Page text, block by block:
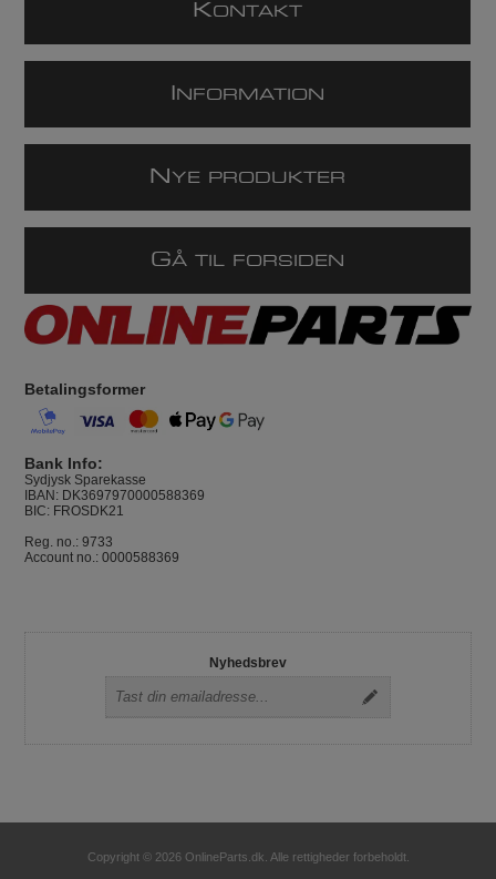
KONTAKT
NFORMATION
N YE PRODUKTER
GÅ TIL FORSIDEN
Betalingsformer
Bank Info:
Sydjysk Sparekasse
IBAN: DK3697970000588369
BIC: FROSDK21
Reg. no.: 9733
Account no.: 0000588369
Nyhedsbrev
Copyright © 2026 OnlineParts.dk. Alle rettigheder forbeholdt.